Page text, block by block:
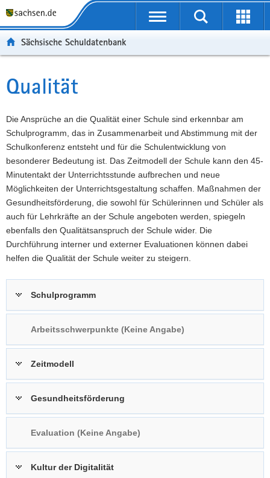
t
ü
e
r
g
r
e
i
f
e
n
d
e
i
o
n
r
l
a
v
i
g
a
t
i
o
n
a
t
n
h
a
l
t
W
t
r
e
I
n
f
o
r
m
a
t
i
r
i
c
e
Portalübergreifende
Suche
Sächsische Schuldatenbank
Hauptinhalt
Qualität
Die Ansprüche an die Qualität einer Schule sind erkennbar am
Schulprogramm, das in Zusammenarbeit und Abstimmung mit der
Schulkonferenz entsteht und für die Schulentwicklung von
besonderer Bedeutung ist. Das Zeitmodell der Schule kann den 45-
Minutentakt der Unterrichtsstunde aufbrechen und neue
Möglichkeiten der Unterrichtsgestaltung schaffen. Maßnahmen der
Gesundheitsförderung, die sowohl für Schülerinnen und Schüler als
auch für Lehrkräfte an der Schule angeboten werden, spiegeln
ebenfalls den Qualitätsanspruch der Schule wider. Die
Durchführung interner und externer Evaluationen können dabei
helfen die Qualität der Schule weiter zu steigern.
Schulprogramm
Arbeitsschwerpunkte (Keine Angabe)
Zeitmodell
Gesundheitsförderung
Evaluation (Keine Angabe)
Kultur der Digitalität